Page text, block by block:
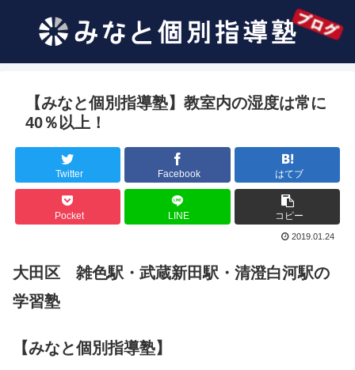
【みなと個別指導塾】教室内の湿度は常に
40％以上！
Twitter Facebook はてブ
Pocket LINE コピー
2019.01.24
大田区 雑色駅・武蔵新田駅・清澄白河駅の
学習塾
【みなと個別指導塾】